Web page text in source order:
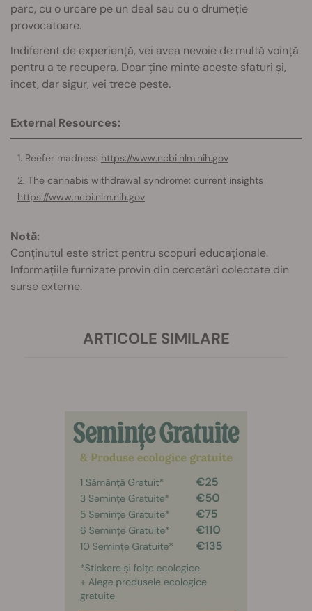
parc, cu o urcare pe un deal sau cu o drumeție
provocatoare.
Indiferent de experiență, vei avea nevoie de multă voință
pentru a te recupera. Doar ține minte aceste sfaturi și,
încet, dar sigur, vei trece peste.
External Resources:
Reefer madness https://www.ncbi.nlm.nih.gov
The cannabis withdrawal syndrome: current insights
https://www.ncbi.nlm.nih.gov
Notă:
Conținutul este strict pentru scopuri educaționale.
Informațiile furnizate provin din cercetări colectate din
surse externe.
ARTICOLE SIMILARE